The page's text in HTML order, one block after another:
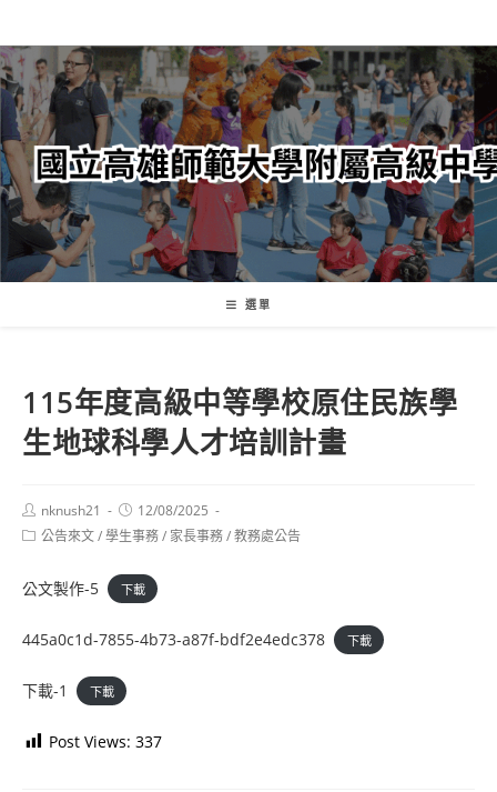
轉
至
主
內
容
選單
115年度高級中等學校原住民族學
生地球科學人才培訓計畫
Post
author:
nknush21
Post
published:
12/08/2025
Post公告來文/學生事務/ 家長事務/教務處公告
公文製作-5 下載
445a0c1d-7855-4b73-a87f-bdf2e4edc378 下載
下載-1 下載
Post Views: 337